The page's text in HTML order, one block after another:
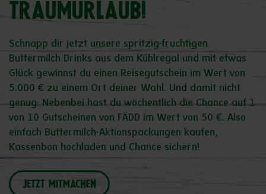
TRAUMURLAUB!
Schnapp dir jetzt unsere spritzig-fruchtigen
Buttermilch Drinks aus dem Kühlregal und mit etwas
Glück gewinnst du einen Reisegutschein im Wert von
5.000 € zu einem Ort deiner Wahl. Und damit nicht
genug: Nebenbei hast du wöchentlich die Chance auf 1
von 10 Gutscheinen von FÄDD im Wert von 50 €. Also
einfach Buttermilch-Aktionspackungen kaufen,
Kassenbon hochladen und Chance sichern!
JETZT MITMACHEN